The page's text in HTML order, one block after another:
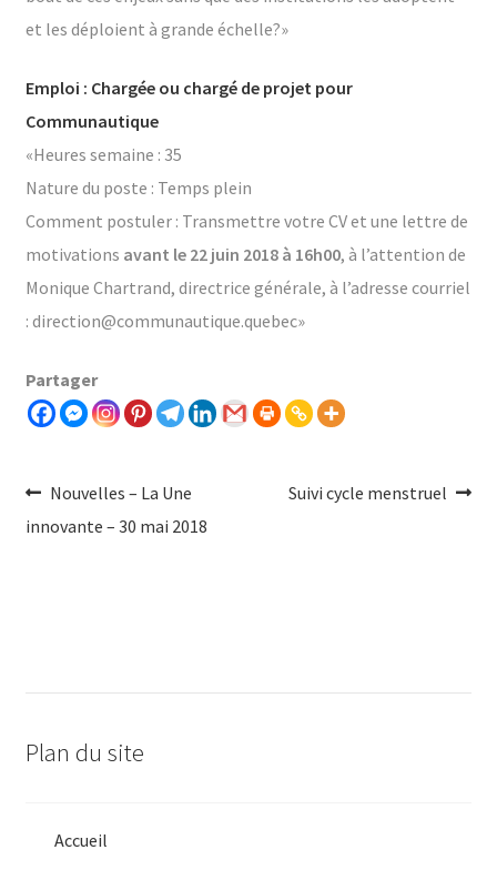
et les déploient à grande échelle?»
Emploi : Chargée ou chargé de projet pour
Communautique
«Heures semaine : 35
Nature du poste : Temps plein
Comment postuler : Transmettre votre CV et une lettre de
motivations avant le 22 juin 2018 à 16h00, à l’attention de
Monique Chartrand, directrice générale, à l’adresse courriel
: direction@communautique.quebec»
Partager
Navigation
de
Article
précédent :
Nouvelles – La Une
innovante – 30 mai 2018
Article
Suivi cycle menstruel
Plan du site
Accueil